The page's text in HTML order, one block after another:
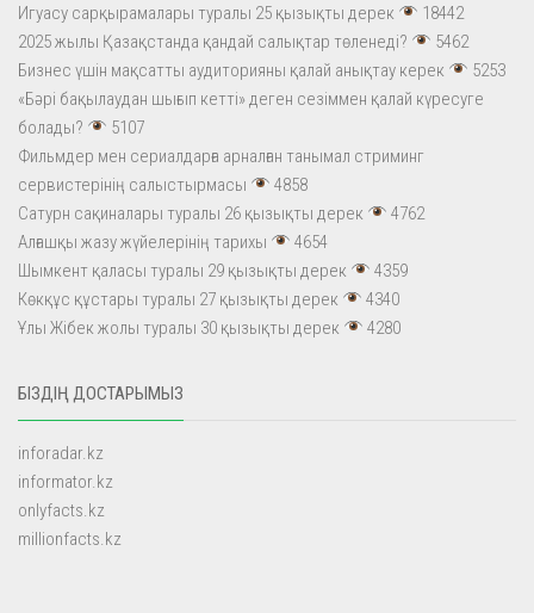
Игуасу сарқырамалары туралы 25 қызықты дерек
18442
2025 жылы Қазақстанда қандай салықтар төленеді?
5462
Бизнес үшін мақсатты аудиторияны қалай анықтау керек
5253
«Бәрі бақылаудан шығып кетті» деген сезіммен қалай күресуге
болады?
5107
Фильмдер мен сериалдарға арналған танымал стриминг
сервистерінің салыстырмасы
4858
Сатурн сақиналары туралы 26 қызықты дерек
4762
Алғашқы жазу жүйелерінің тарихы
4654
Шымкент қаласы туралы 29 қызықты дерек
4359
Көкқұс құстары туралы 27 қызықты дерек
4340
Ұлы Жібек жолы туралы 30 қызықты дерек
4280
БІЗДІҢ ДОСТАРЫМЫЗ
inforadar.kz
informator.kz
onlyfacts.kz
millionfacts.kz